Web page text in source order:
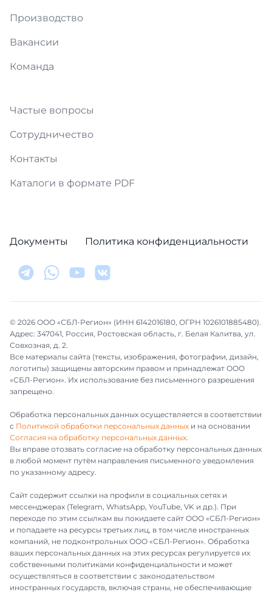
Производство
Вакансии
Команда
Частые вопросы
Сотрудничество
Контакты
Каталоги в формате PDF
Документы Политика конфиденциальности
© 2026 ООО «СБЛ-Регион» (ИНН 6142016180, ОГРН 1026101885480).
Адрес: 347041, Россия, Ростовская область, г. Белая Калитва, ул.
Совхозная, д. 2.
Все материалы сайта (тексты, изображения, фотографии, дизайн,
логотипы) защищены авторским правом и принадлежат ООО
«СБЛ-Регион». Их использование без письменного разрешения
запрещено.
Обработка персональных данных осуществляется в соответствии
с Политикой обработки персональных данных и на основании
Согласия на обработку персональных данных.
Вы вправе отозвать согласие на обработку персональных данных
в любой момент путём направления письменного уведомления
по указанному адресу.
Сайт содержит ссылки на профили в социальных сетях и
мессенджерах (Telegram, WhatsApp, YouTube, VK и др.). При
переходе по этим ссылкам вы покидаете сайт ООО «СБЛ-Регион»
и попадаете на ресурсы третьих лиц, в том числе иностранных
компаний, не подконтрольных ООО «СБЛ-Регион». Обработка
ваших персональных данных на этих ресурсах регулируется их
собственными политиками конфиденциальности и может
осуществляться в соответствии с законодательством
иностранных государств, включая страны, не обеспечивающие